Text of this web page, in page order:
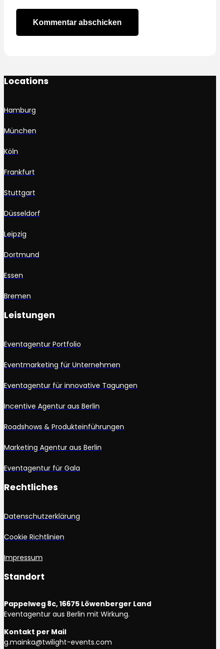
Kommentar abschicken
Locations
Hamburg
München
Köln
Frankfurt
Stuttgart
Düsseldorf
Leipzig
Dortmund
Essen
Bremen
Leistungen
Eventagentur Portfolio
Eventmarketing für Unternehmen
Eventagentur für innovative Tagungen
Incentive Agentur aus Berlin
Roadshows & Produkteinführungen
Marketing Agentur aus Berlin
Eventagentur für Gala
Rechtliches
Datenschutzerklärung
Cookie Richtlinien
Impressum
Standort
Pappelweg 8c, 16675 Löwenberger Land
Eventagentur aus Berlin mit Wirkung.
Kontakt per Mail
g.mainka@twilight-events.com